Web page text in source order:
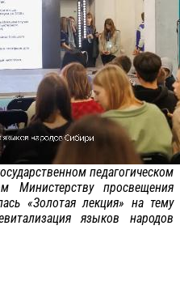
педагогическом
Министерству просвещения
«Золотая лекция» на тему
языков народов